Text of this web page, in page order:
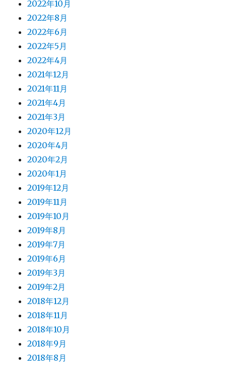
2022年10月
2022年8月
2022年6月
2022年5月
2022年4月
2021年12月
2021年11月
2021年4月
2021年3月
2020年12月
2020年4月
2020年2月
2020年1月
2019年12月
2019年11月
2019年10月
2019年8月
2019年7月
2019年6月
2019年3月
2019年2月
2018年12月
2018年11月
2018年10月
2018年9月
2018年8月